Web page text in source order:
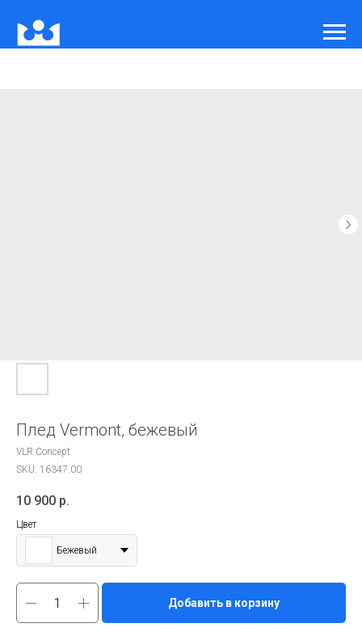
Плед Vermont, бежевый
VLR Concept
SKU: 16347.00
10 900 р.
Цвет
Бежевый
Добавить в корзину